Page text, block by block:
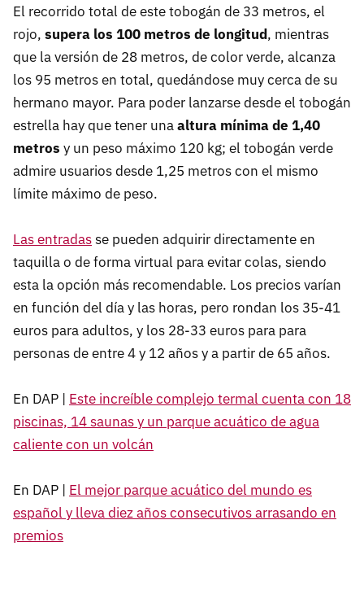
El recorrido total de este tobogán de 33 metros, el
rojo, supera los 100 metros de longitud, mientras
que la versión de 28 metros, de color verde, alcanza
los 95 metros en total, quedándose muy cerca de su
hermano mayor. Para poder lanzarse desde el tobogán
estrella hay que tener unaaltura mínima de 1,40
metros y un peso máximo 120 kg; el tobogán verde
admire usuarios desde 1,25 metros con el mismo
límite máximo de peso.
Las entradasse pueden adquirir directamente en
taquilla o de forma virtual para evitar colas, siendo
esta la opción más recomendable. Los precios varían
en función del día y las horas, pero rondan los 35-41
euros para adultos, y los 28-33 euros para para
personas de entre 4 y 12 años y a partir de 65 años.
En DAP | Este increíble complejo termal cuenta con 18
piscinas, 14 saunas y un parque acuático de agua
caliente con un volcán
En DAP | El mejor parque acuático del mundo es
español y lleva diez años consecutivos arrasando en
premios